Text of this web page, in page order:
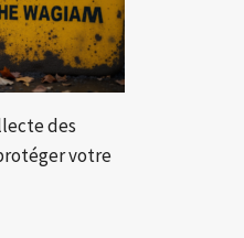
des
votre